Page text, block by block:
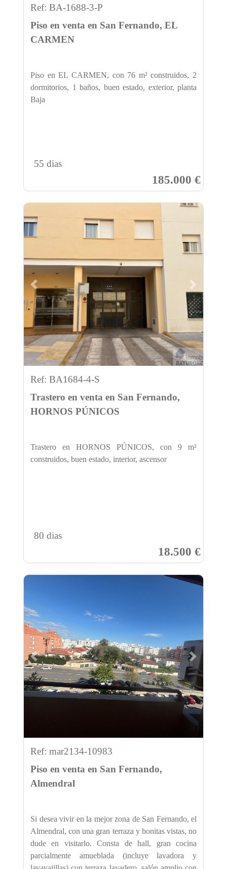
Ref: BA-1688-3-P
Piso en venta en San Fernando, EL
CARMEN
Piso en EL CARMEN, con 76 m² construidos, 2
dormitorios, 1 baños, buen estado, exterior, planta
Baja
55 dias
185.000 €
Previous Next
Ref: BA1684-4-S
Trastero en venta en San Fernando,
HORNOS PÚNICOS
Trastero en HORNOS PÚNICOS, con 9 m²
construidos, buen estado, interior, ascensor
80 dias
18.500 €
Previous Next
Ref: mar2134-10983
Piso en venta en San Fernando,
Almendral
Si desea vivir en la mejor zona de San Fernando, el
Almendral, con una gran terraza y bonitas vistas, no
dude en visitarlo. Consta de hall, gran cocina
parcialmente amueblada (incluye lavadora y